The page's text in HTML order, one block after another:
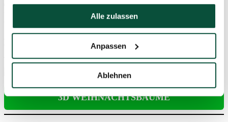
gesammelt haben.
Alle zulassen
Anpassen
Ablehnen
realistische Farbperfektion.
Für anspruchsvollere Kunden bieten wir auch mehr als10 Arten
von 100% 3D-Bäumen (FULL 3D)an, die gänzlich aus 3D-
3D WEIHNACHTSBÄUME